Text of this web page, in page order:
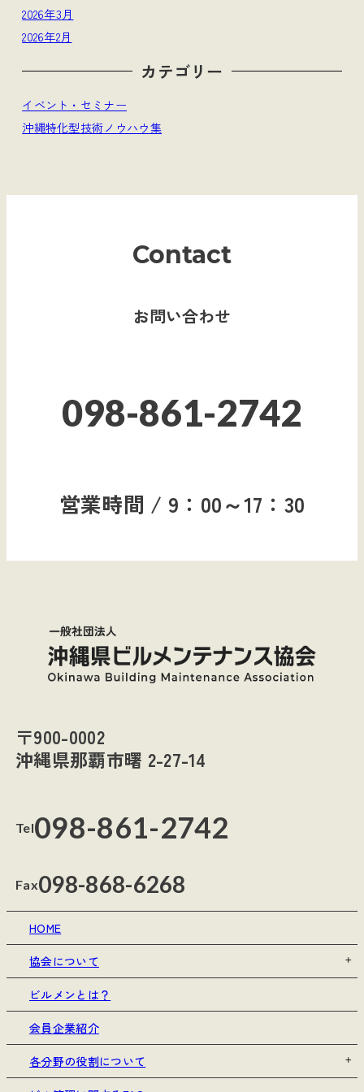
2026年3月
2026年2月
カテゴリー
イベント・セミナー
沖縄特化型技術ノウハウ集
Contact
お問い合わせ
098-861-2742
営業時間 / 9：00～17：30
〒900-0002
沖縄県那覇市曙 2-27-14
Tel098-861-2742
Fax098-868-6268
HOME
協会について
ビルメンとは？
会員企業紹介
各分野の役割について